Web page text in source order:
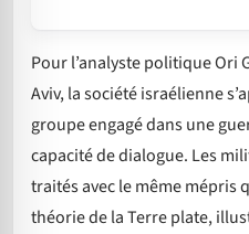
Pour l’analyste politique Ori
Aviv, la société israélienne
groupe engagé dans une
capacité de dialogue. Les
traités avec le même mépris
théorie de la Terre plate,